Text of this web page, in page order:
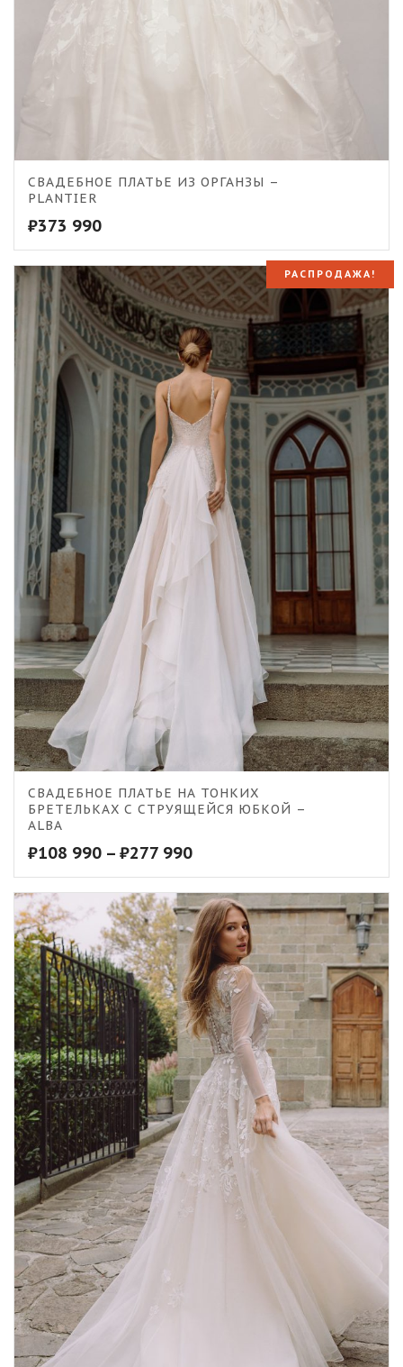
СВАДЕБНОЕ ПЛАТЬЕ ИЗ ОРГАНЗЫ –
PLANTIER
₽373 990
РАСПРОДАЖА!
СВАДЕБНОЕ ПЛАТЬЕ НА ТОНКИХ
БРЕТЕЛЬКАХ С СТРУЯЩЕЙСЯ ЮБКОЙ –
ALBA
₽108 990 – ₽277 990